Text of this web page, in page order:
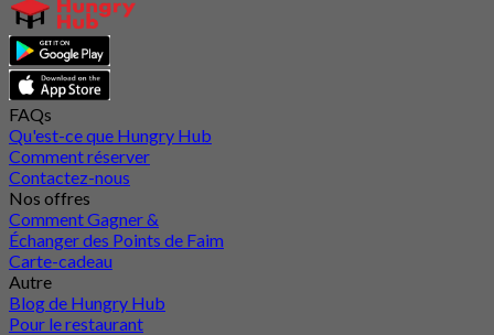
FAQs
Qu'est-ce que Hungry Hub
Comment réserver
Contactez-nous
Nos offres
Comment Gagner &
Échanger des Points de Faim
Carte-cadeau
Autre
Blog de Hungry Hub
Pour le restaurant